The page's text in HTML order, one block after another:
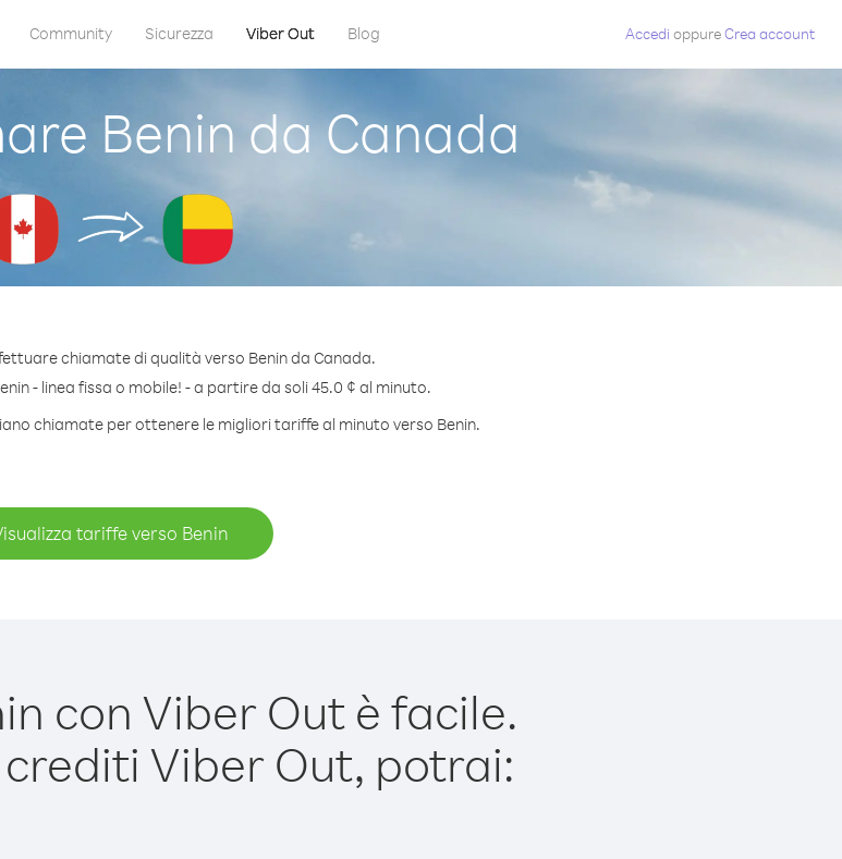
Community Sicurezza Viber Out Blog Accedi oppureCrea account
Benin da Canada
chiamate di qualità verso Benin da Canada.
- linea fissa o mobile! - a partire da soli 45.0 ¢ al minuto.
chiamate per ottenere le migliori tariffe al minuto verso Benin.
tariffe verso Benin
con Viber Out è facile.
Viber Out, potrai: